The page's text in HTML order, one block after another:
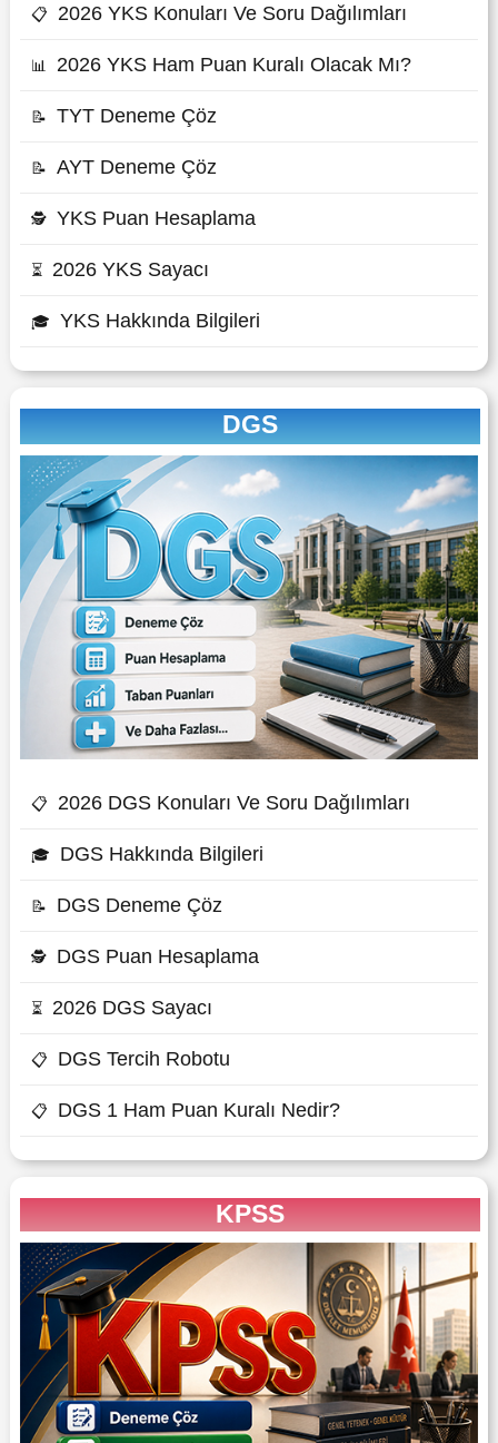
📋 2026 YKS Konuları Ve Soru Dağılımları
📊 2026 YKS Ham Puan Kuralı Olacak Mı?
📝 TYT Deneme Çöz
📝 AYT Deneme Çöz
🕵 YKS Puan Hesaplama
⏳ 2026 YKS Sayacı
🎓 YKS Hakkında Bilgileri
DGS
📋 2026 DGS Konuları Ve Soru Dağılımları
🎓 DGS Hakkında Bilgileri
📝 DGS Deneme Çöz
🕵 DGS Puan Hesaplama
⏳ 2026 DGS Sayacı
📋 DGS Tercih Robotu
📋 DGS 1 Ham Puan Kuralı Nedir?
KPSS